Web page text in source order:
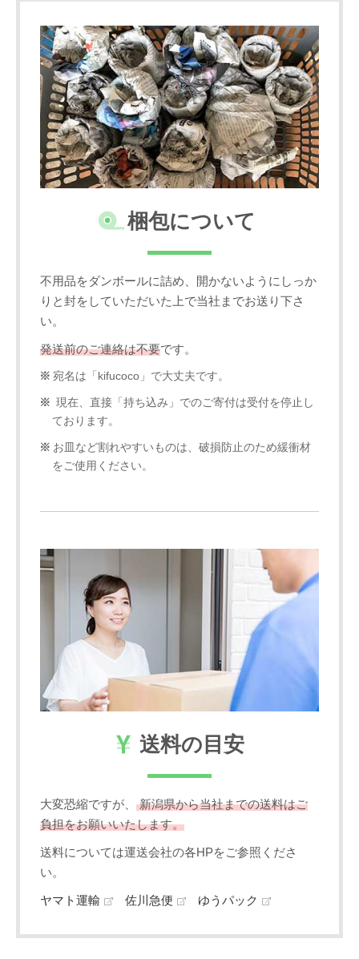
梱包について
不用品をダンボールに詰め、開かないようにしっか
りと封をしていただいた上で当社までお送り下さ
い。
発送前のご連絡は不要です。
宛名は「kifucoco」で大丈夫です。
現在、直接「持ち込み」でのご寄付は受付を停止し
ております。
お皿など割れやすいものは、破損防止のため緩衝材
をご使用ください。
送料の目安
大変恐縮ですが、 新潟県から当社までの送料はご
負担をお願いいたします。
送料については運送会社の各HPをご参照くださ
い。
ヤマト運輸 佐川急便 ゆうパック